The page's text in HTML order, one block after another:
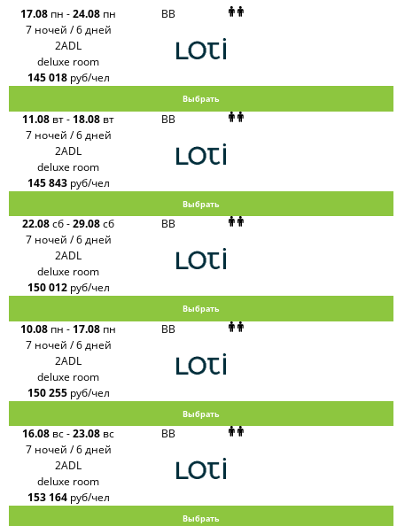
Alean
Sunmar
PlanTravel
FUN&SUN
ex TUI
Крымская
Волна
Russian
Интурист
Travelata
17.08 пн -24.08 пн
7 ночей / 6 дней
BB
2ADL
deluxe room
145 018 руб/чел
Выбрать
11.08 вт- 18.08 вт
7 ночей / 6 дней
BB
2ADL
deluxe room
145 843 руб/чел
Выбрать
22.08сб-29.08сб
7 ночей / 6 дней
BB
2ADL
deluxe room
150 012 руб/чел
Выбрать
10.08 пн - 17.08 пн
7 ночей / 6 дней
BB
2ADL
deluxe room
150 255 руб/чел
Выбрать
16.08 вс-23.08 вс
7 ночей / 6 дней
BB
2ADL
deluxe room
153 164 руб/чел
Выбрать